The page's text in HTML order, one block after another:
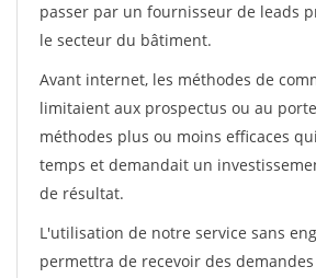
passer par un fournisseur de leads
le secteur du bâtiment.
Avant internet, les méthodes de
limitaient aux prospectus ou au
méthodes plus ou moins efficaces
temps et demandait un
de résultat.
L'utilisation de notre service sans
permettra de recevoir des